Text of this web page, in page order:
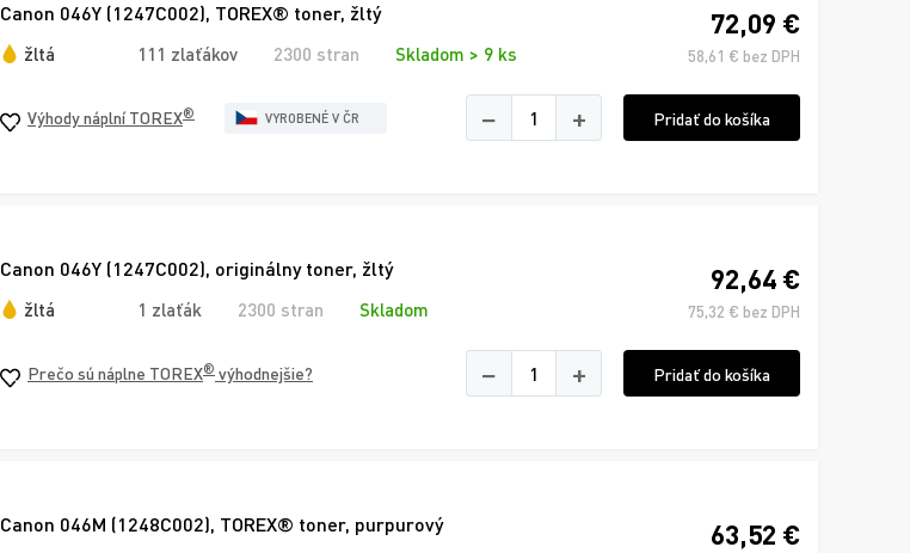
Canon 046Y (1247C002), TOREX® toner, žltý
žltá 111 zlaťákov 2300 stran Skladom > 9 ks
72,09 €
58,61 € bez DPH
Výhody náplní TOREX® VYROBENÉ V ČR − + Pridať do košíka
Canon 046Y (1247C002), originálny toner, žltý
žltá 1 zlaťák 2300 stran Skladom
92,64 €
75,32 € bez DPH
Prečo sú náplne TOREX® výhodnejšie? − + Pridať do košíka
Canon 046M (1248C002), TOREX® toner, purpurový 63,52 €